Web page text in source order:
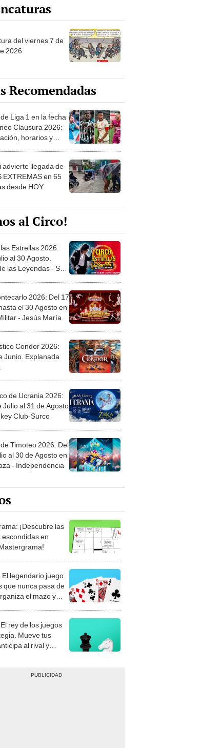
del viernes 7 de
2026
Recomendadas
Liga 1 en la fecha
Clausura 2026:
horarios y
advierte llegada de
EXTREMAS en 65
desde HOY
al Circo!
Estrellas 2026:
al 30 Agosto.
las Leyendas - San
2026: Del 17
el 30 Agosto en
- Jesús María
Condor 2026:
Junio. Explanada
de Ucrania 2026:
Julio al 31 de Agosto
Club-Surco
Timoteo 2026: Del
al 30 de Agosto en
- Independencia
¡Descubre las
escondidas en
El legendario juego
que nunca pasa de
el mazo y
rey de los juegos
Mueve tus
al rival y